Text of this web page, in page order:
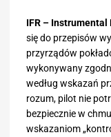
IFR – Instrumental
się do przepisów
przyrządów
wykonywany
według wskazań
rozum, pilot nie
bezpiecznie w
wskazaniom